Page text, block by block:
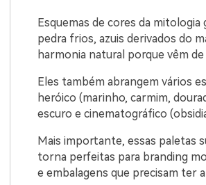
Esquemas de cores da
pedra frios, azuis derivados do
harmonia natural porque vêm
Eles também abrangem vários
heróico (marinho, carmim,
escuro e cinematográfico
Mais importante, essas paletas
torna perfeitas para branding
e embalagens que precisam ter